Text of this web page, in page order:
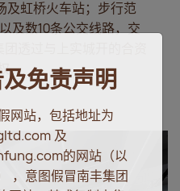
及虹桥火车站；步行范
及数10条公交线路，交
。 免责声明
网站，包括地址为
及
的网站（以
，意图假冒南丰集团